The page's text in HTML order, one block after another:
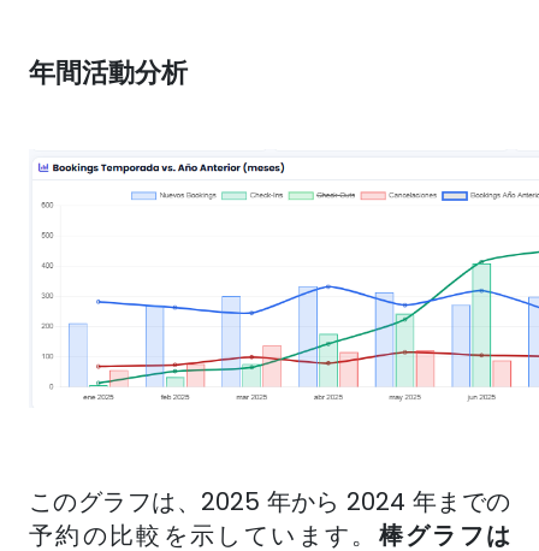
年間活動分析
このグラフは、2025 年から 2024 年までの
予約の比較を示しています。 棒グラフは